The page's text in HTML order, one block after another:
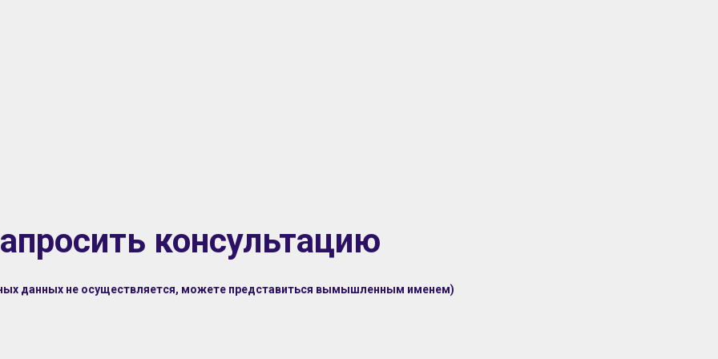
консультацию
данных не осуществляется, можете представиться вымышленным именем)